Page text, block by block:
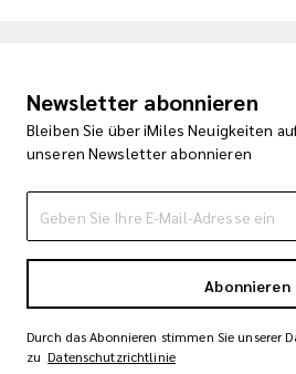
Newsletter abonnieren
Bleiben Sie über iMiles Neuigkeiten
unseren Newsletter abonnieren
Abonnieren
Durch das Abonnieren stimmen Sie unserer
zu Datenschutzrichtlinie